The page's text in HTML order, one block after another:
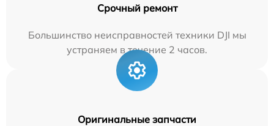
Срочный ремонт
Большинство неисправностей техники DJI мы
устраняем в течение 2 часов.
Оригинальные запчасти